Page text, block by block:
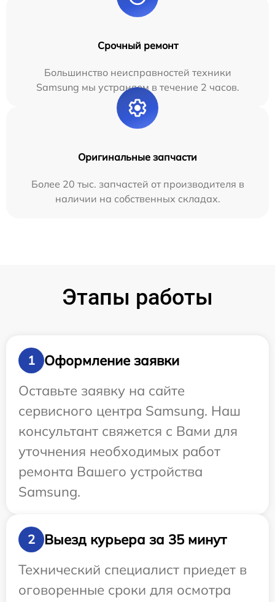
Срочный ремонт
Большинство неисправностей техники
Samsung мы устраняем в течение 2 часов.
Оригинальные запчасти
Более 20 тыс. запчастей от производителя в
наличии на собственных складах.
Этапы работы
1
Оформление заявки
Оставьте заявку на сайте
сервисного центра Samsung. Наш
консультант свяжется с Вами для
уточнения необходимых работ
ремонта Вашего устройства
Samsung.
2
Выезд курьера за 35 минут
Технический специалист приедет в
оговоренные сроки для осмотра